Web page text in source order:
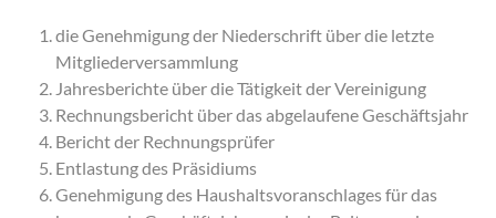
die Genehmigung der Niederschrift über die letzte
Mitgliederversammlung
Jahresberichte über die Tätigkeit der Vereinigung
Rechnungsbericht über das abgelaufene Geschäftsjahr
Bericht der Rechnungsprüfer
Entlastung des Präsidiums
Genehmigung des Haushaltsvoranschlages für das